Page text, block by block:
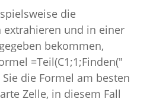
die
und in einer
bekommen,
=Teil(C1;1;Finden("
Sie die Formel am besten
Zelle, in diesem Fall